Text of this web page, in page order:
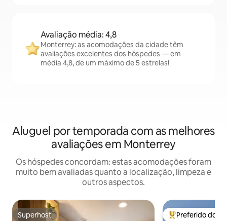
Avaliação média: 4,8
Monterrey: as acomodações da cidade têm
avaliações excelentes dos hóspedes — em
média 4,8, de um máximo de 5 estrelas!
Aluguel por temporada com as melhores
avaliações em Monterrey
Os hóspedes concordam: estas acomodações foram
muito bem avaliadas quanto a localização, limpeza e
outros aspectos.
Superhost Preferido dos